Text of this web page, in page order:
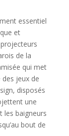
essentiel
et
de la
qui met
des jeux de
disposés
une
les baigneurs
bout de